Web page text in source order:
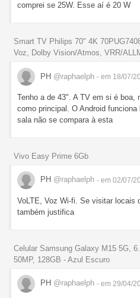
comprei se 25W. Esse aí é 20 W
Smart TV Philips 70" 4K
Voz, Dolby Vision/Atmos, VRR/
PH @raphaelph - em 18/07/
Tenho a de 43". A TV em si é boa,
como principal. O Android
sala não se compara à esta
Vivo Easy Prime 6Gb
PH @raphaelph - em 02/07/
VoLTE, Voz Wi-fi. Se visitar locais
também justifica
Celular Samsung Galaxy M15 5G,
50MP, 128GB - Azul Escuro
PH @raphaelph - em 29/04/